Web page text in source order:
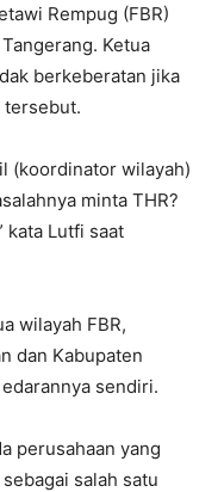
Rempug (FBR)
Ketua
berkeberatan jika
tersebut.
(koordinator wilayah)
minta THR?
kata Lutfi saat
wilayah FBR,
dan Kabupaten
sendiri.
perusahaan yang
salah satu